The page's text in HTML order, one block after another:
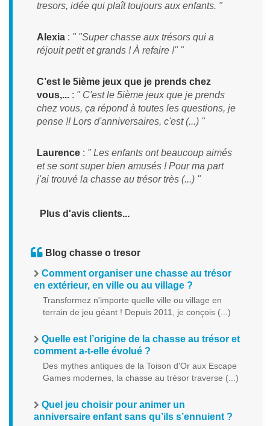
tresors, idée qui plaît toujours aux enfants. "
Alexia : " "Super chasse aux trésors qui a
réjouit petit et grands ! À refaire !" "
C’est le 5ième jeux que je prends chez
vous,... : " C'est le 5ième jeux que je prends
chez vous, ça répond à toutes les questions, je
pense !! Lors d'anniversaires, c'est (...) "
Laurence : " Les enfants ont beaucoup aimés
et se sont super bien amusés ! Pour ma part
j'ai trouvé la chasse au trésor très (...) "
Plus d'avis clients...
Blog chasse o tresor
Comment organiser une chasse au trésor
en extérieur, en ville ou au village ?
Transformez n'importe quelle ville ou village en
terrain de jeu géant ! Depuis 2011, je conçois (...)
Quelle est l’origine de la chasse au trésor et
comment a-t-elle évolué ?
Des mythes antiques de la Toison d'Or aux Escape
Games modernes, la chasse au trésor traverse (...)
Quel jeu choisir pour animer un
anniversaire enfant sans qu’ils s’ennuient ?